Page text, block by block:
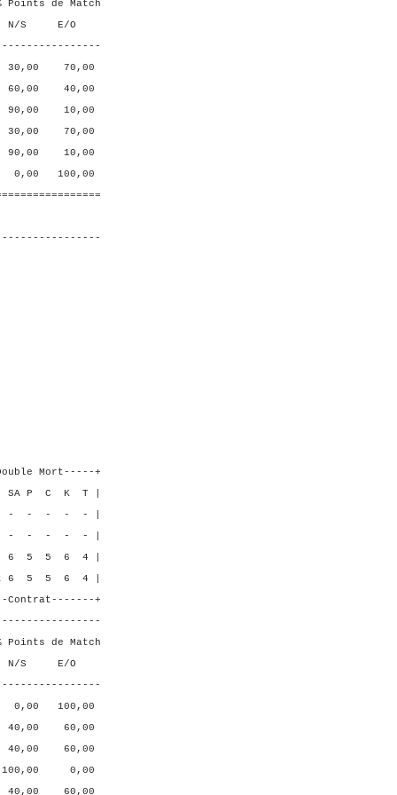
de Match
E/O
70,00
40,00
10,00
70,00
10,00
R
9
6
2
+
T |
- - - |
- - - |
4 |
6 4 |
+
de Match
E/O
60,00
60,00
0,00
60,00